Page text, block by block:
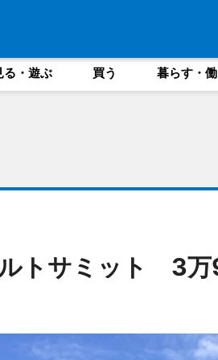
る・遊ぶ 買う 暮らす・働
ルトサミット 3